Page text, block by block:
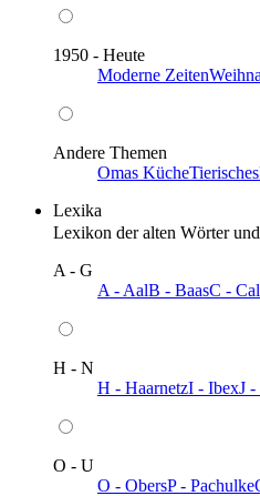
1950 - Heute
Moderne Zeiten
Andere Themen
Omas KücheTierisches
Lexika
Lexikon der alten Wörter
A - G
A - AalB - BaasC -
H - N
H - HaarnetzI - IbexJ -
O - U
O - ObersP - Pachulke